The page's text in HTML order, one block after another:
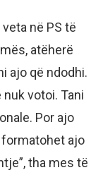
në PS të
atëherë
ajo që ndodhi.
votoi. Tani
Por ajo
ajo
tha mes të